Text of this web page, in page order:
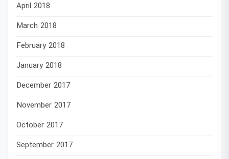
April 2018
March 2018
February 2018
January 2018
December 2017
November 2017
October 2017
September 2017